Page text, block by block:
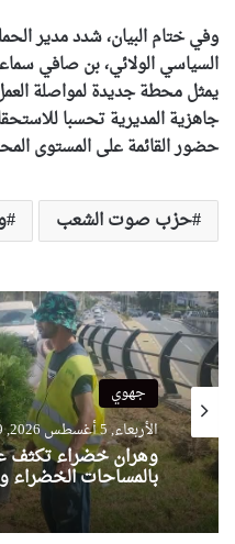
وفي ختام البيان، شدد مدير
السياسي الولائي، بن صافي
يمثل محطة جديدة لمواصلة
جاهزية المديرية تحسبا
حضور القائمة على المستوى
حزب صوت الشعب
جهوي
الأربعاء, 5 أغسطس 2026, 14:59
وهران خضراء تكثف
بالمساحات